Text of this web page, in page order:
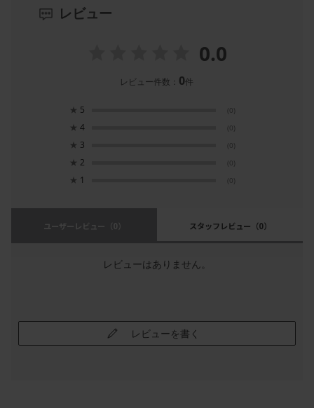
レビュー
0.0
レビュー件数： 0件
★ 5 (0)
★ 4 (0)
★ 3 (0)
★ 2 (0)
★ 1 (0)
ユーザーレビュー （0） スタッフレビュー （0）
レビューはありません。
レビューを書く